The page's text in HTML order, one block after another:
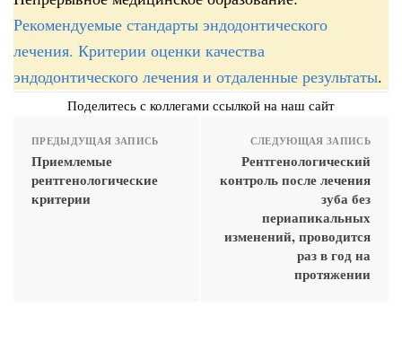
Рекомендуемые стандарты эндодонтического
лечения. Критерии оценки качества
эндодонтического лечения и отдаленные результаты.
Поделитесь с коллегами ссылкой на наш сайт
ПРЕДЫДУЩАЯ ЗАПИСЬ
Приемлемые
рентгенологические
критерии
СЛЕДУЮЩАЯ ЗАПИСЬ
Рентгенологический
контроль после лечения
зуба без
периапикальных
изменений, проводится
раз в год на
протяжении